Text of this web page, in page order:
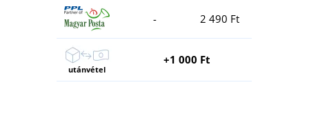
- 2 490 Ft
utánvétel
+1 000 Ft